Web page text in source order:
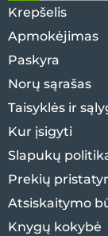
Krepšelis
Apmokėjimas
Paskyra
Norų sąrašas
Taisyklės ir
Kur įsigyti
Slapukų
Prekių
Atsiskaitymo
Knygų kokybė